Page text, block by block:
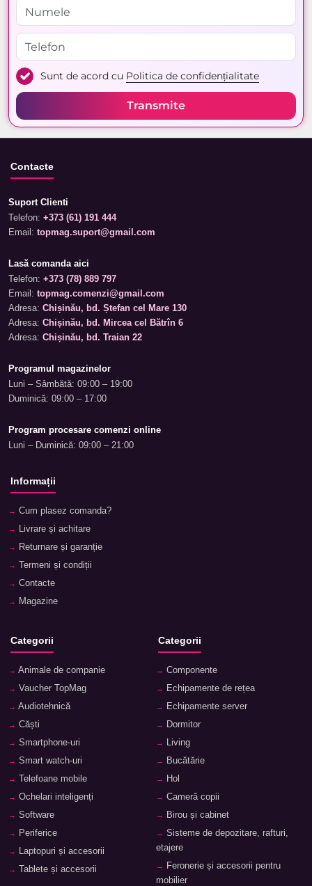
Sunt de acord cu Politica de confidențialitate
Transmite
Contacte
Suport Clienti
Telefon: +373 (61) 191 444
Email: topmag.suport@gmail.com
Lasă comanda aici
Telefon: +373 (78) 889 797
Email: topmag.comenzi@gmail.com
Adresa: Chișinău, bd. Ștefan cel Mare 130
Adresa: Chișinău, bd. Mircea cel Bătrîn 6
Adresa: Chișinău, bd. Traian 22
Programul magazinelor
Luni – Sâmbătă: 09:00 – 19:00
Duminică: 09:00 – 17:00
Program procesare comenzi online
Luni – Duminică: 09:00 – 21:00
Informații
Cum plasez comanda?
Livrare și achitare
Returnare și garanție
Termeni și condiții
Contacte
Magazine
Categorii
Animale de companie
Vaucher TopMag
Audiotehnică
Căști
Smartphone-uri
Smart watch-uri
Telefoane mobile
Ochelari inteligenți
Software
Periferice
Laptopuri și accesorii
Tablete și accesorii
Categorii
Componente
Echipamente de rețea
Echipamente server
Dormitor
Living
Bucătărie
Hol
Cameră copii
Birou și cabinet
Sisteme de depozitare, rafturi,
etajere
Feronerie și accesorii pentru
mobilier